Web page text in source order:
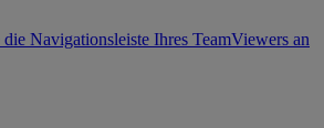
die Navigationsleiste Ihres TeamViewers an